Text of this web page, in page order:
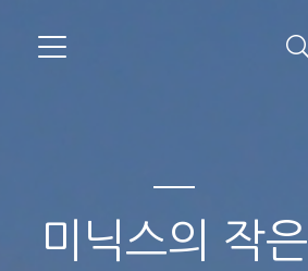
미닉스의 작은